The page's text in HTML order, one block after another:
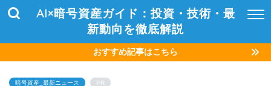
AI×暗号資産ガイド：投資・技術・最
新動向を徹底解説
おすすめ記事はこちら
暗号資産_最新ニュース PR